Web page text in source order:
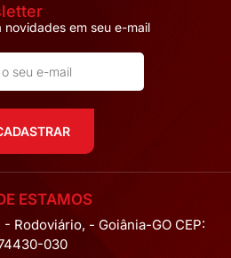
novidades em seu e-mail
ESTAMOS
- Rodoviário, - Goiânia-GO CEP:
030